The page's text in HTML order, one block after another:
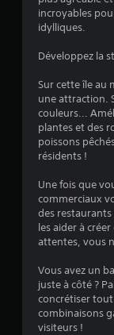
incroyables
idylliques.
Développez la
Sur cette île au
une attraction.
couleurs...
plantes et des
poissons
résidents !
Une fois que
commerciaux
des
les aider à
attentes, vous
Vous avez un
juste à côté ?
concrétiser
combinaisons
visiteurs !